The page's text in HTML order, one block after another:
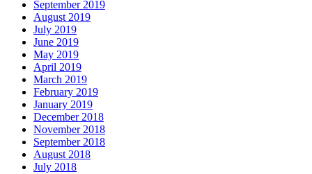
September 2019
August 2019
July 2019
June 2019
May 2019
April 2019
March 2019
February 2019
January 2019
December 2018
November 2018
September 2018
August 2018
July 2018